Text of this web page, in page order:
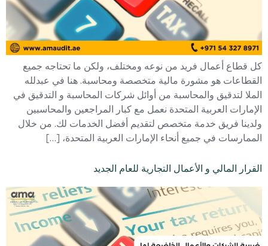
كل قطاع أعمال فريد من نوعه ومختلف، ولكن ما تحتاجه جميع
القطاعات هو مشورة مالية متخصصة ومحاسبة. هنا في عبدلله
الملا لتدقيق والمحاسبة من أوائل شركات المحاسبة و التدقيق في
الإمارات العربية المتحدة نعمل مع كبار المراجعين والمحاسبين
ولدينا فريق خدمة متخصص لتقديم أفضل الخدمات لك. من خلال
الممارسات في جميع أنحاء الإمارات العربية المتحدة، […]
القرار المالي و الأعمال التجارية للعام الجديد